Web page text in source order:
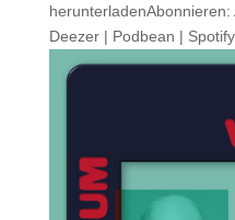
Deezer | Podbean |